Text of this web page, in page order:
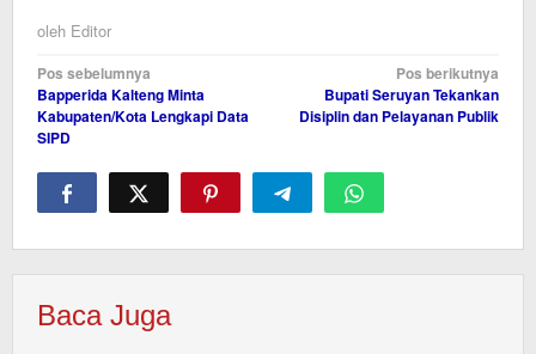
oleh Editor
Navigasi
pos
Pos sebelumnya
Bapperida Kalteng Minta
Kabupaten/Kota Lengkapi Data
SIPD
Pos berikutnya
Bupati Seruyan Tekankan
Disiplin dan Pelayanan Publik
Baca Juga